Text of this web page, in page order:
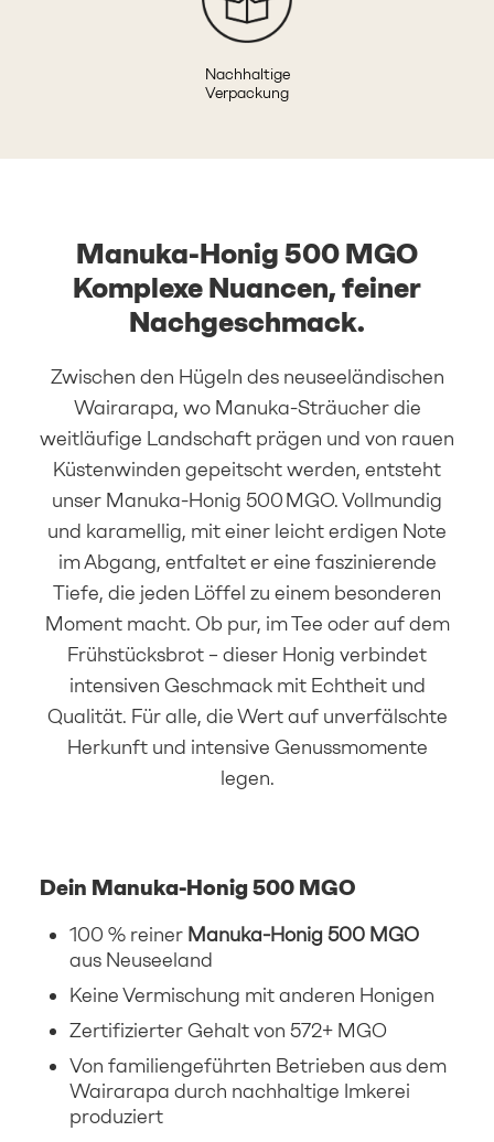
Nachhaltige
Verpackung
Manuka-Honig 500 MGO
Komplexe Nuancen, feiner
Nachgeschmack.
Zwischen den Hügeln des neuseeländischen
Wairarapa, wo Manuka-Sträucher die
weitläufige Landschaft prägen und von rauen
Küstenwinden gepeitscht werden, entsteht
unser Manuka-Honig 500 MGO. Vollmundig
und karamellig, mit einer leicht erdigen Note
im Abgang, entfaltet er eine faszinierende
Tiefe, die jeden Löffel zu einem besonderen
Moment macht. Ob pur, im Tee oder auf dem
Frühstücksbrot – dieser Honig verbindet
intensiven Geschmack mit Echtheit und
Qualität. Für alle, die Wert auf unverfälschte
Herkunft und intensive Genussmomente
legen.
Dein Manuka-Honig 500 MGO
100 % reiner Manuka-Honig 500 MGO
aus Neuseeland
Keine Vermischung mit anderen Honigen
Zertifizierter Gehalt von 572+ MGO
Von familiengeführten Betrieben aus dem
Wairarapa durch nachhaltige Imkerei
produziert